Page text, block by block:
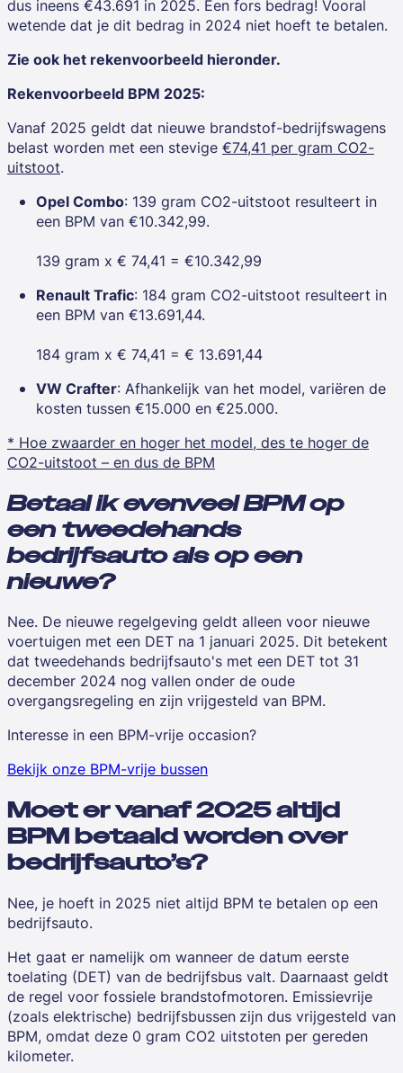
dus ineens €43.691 in 2025. Een fors bedrag! Vooral
wetende dat je dit bedrag in 2024 niet hoeft te betalen.
Zie ook het rekenvoorbeeld hieronder.
Rekenvoorbeeld BPM 2025:
Vanaf 2025 geldt dat nieuwe brandstof-bedrijfswagens
belast worden met een stevige €74,41 per gram CO2-
uitstoot.
Opel Combo: 139 gram CO2-uitstoot resulteert in
een BPM van €10.342,99.
139 gram x € 74,41 = €10.342,99
Renault Trafic: 184 gram CO2-uitstoot resulteert in
een BPM van €13.691,44.
184 gram x € 74,41 = € 13.691,44
VW Crafter: Afhankelijk van het model, variëren de
kosten tussen €15.000 en €25.000.
* Hoe zwaarder en hoger het model, des te hoger de
CO2-uitstoot – en dus de BPM
Betaal ik evenveel BPM op
een tweedehands
bedrijfsauto als op een
nieuwe?
Nee. De nieuwe regelgeving geldt alleen voor nieuwe
voertuigen met een DET na 1 januari 2025. Dit betekent
dat tweedehands bedrijfsauto's met een DET tot 31
december 2024 nog vallen onder de oude
overgangsregeling en zijn vrijgesteld van BPM.
Interesse in een BPM-vrije occasion?
Bekijk onze BPM-vrije bussen
Moet er vanaf 2025 altijd
BPM betaald worden over
bedrijfsauto’s?
Nee, je hoeft in 2025 niet altijd BPM te betalen op een
bedrijfsauto.
Het gaat er namelijk om wanneer de datum eerste
toelating (DET) van de bedrijfsbus valt. Daarnaast geldt
de regel voor fossiele brandstofmotoren. Emissievrije
(zoals elektrische) bedrijfsbussen zijn dus vrijgesteld van
BPM, omdat deze 0 gram CO2 uitstoten per gereden
kilometer.